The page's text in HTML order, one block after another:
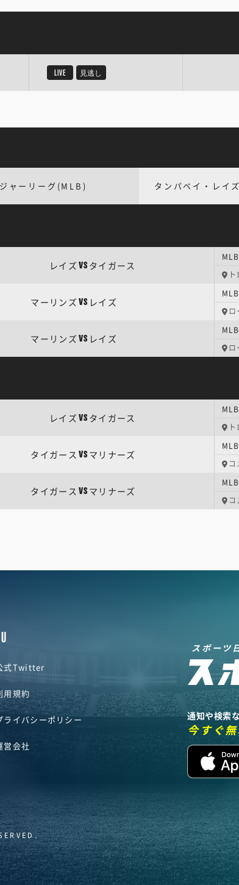
LIVE 見逃し
ャーリーグ(MLB) タンパベイ・レイズ
レイズ VS タイガース
MLB
マーリンズ VS レイズ
MLB
ロ
マーリンズ VS レイズ
MLB
ロ
レイズ VS タイガース
MLB
タイガース VS マリナーズ
MLB
タイガース VS マリナーズ
MLB
式Twitter
用規約
ライバシーポリシー
営会社
スポーツ
通知や検索
今すぐ